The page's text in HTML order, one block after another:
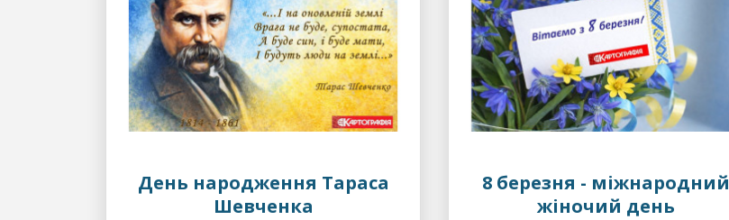
День народження Тараса
Шевченка
8 березня - міжнародний
жіночий день